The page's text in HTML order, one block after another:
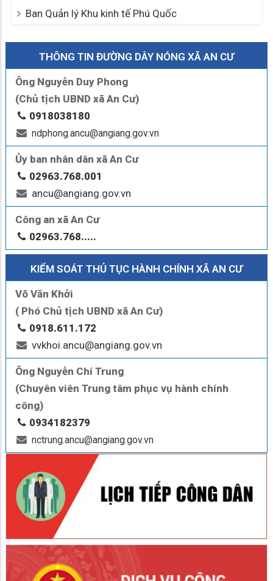
Ban Quản lý Khu kinh tế Phú Quốc
THÔNG TIN ĐƯỜNG DÂY NÓNG XÃ AN CƯ
Ông Nguyễn Duy Phong
(Chủ tịch UBND xã An Cư)
0918038180
ndphong.ancu@angiang.gov.vn
Ủy ban nhân dân xã An Cư
02963.768.001
ancu@angiang.gov.vn
Công an xã An Cư
02963.768.....
KIỂM SOÁT THỦ TỤC HÀNH CHÍNH XÃ AN CƯ
Võ Văn Khởi
( Phó Chủ tịch UBND xã An Cư)
0918.611.172
vvkhoi.ancu@angiang.gov.vn
Ông Nguyễn Chí Trung
(Chuyên viên Trung tâm phục vụ hành chính
công)
0934182379
nctrung.ancu@angiang.gov.vn